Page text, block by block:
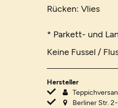
Rücken: Vlies
* Parkett- und
Keine Fussel /
Hersteller
Berliner Str.